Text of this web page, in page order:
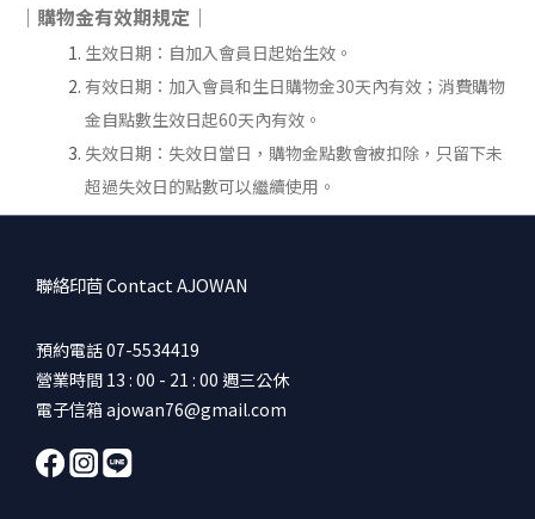
｜購物金有效期規定｜
生效日期：自加入會員日起始生效。
有效日期：加入會員和生日購物金30天內有效；消費購物
金自點數生效日起60天內有效。
失效日期：失效日當日，購物金點數會被扣除，只留下未
超過失效日的點數可以繼續使用。
聯絡印茴 Contact AJOWAN
預約電話 07-5534419
營業時間 13 : 00 - 21 : 00 週三公休
電子信箱 ajowan76@gmail.com